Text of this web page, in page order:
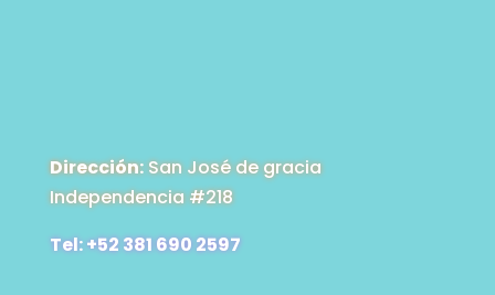
Dirección:San José de gracia
Independencia #218
Tel: +52 381 690 2597